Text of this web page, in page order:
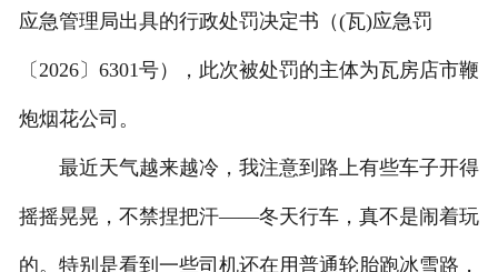
应急管理局出具的行政处罚决定书（(瓦)应急罚
〔2026〕6301号），此次被处罚的主体为瓦房店市鞭
炮烟花公司。
最近天气越来越冷，我注意到路上有些车子开得
摇摇晃晃，不禁捏把汗——冬天行车，真不是闹着玩
的。特别是看到一些司机还在用普通轮胎跑冰雪路，